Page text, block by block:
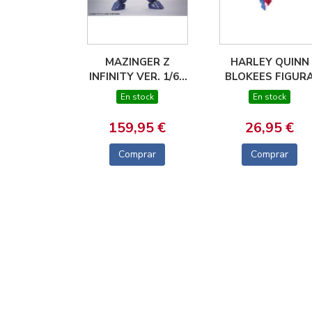
MAZINGER Z
INFINITY VER. 1/60
SCALE MODEL
BANDAI NAMCO
En stock
159,95 €
Comprar
HARLEY QUINN
BLOKEES
CHAMPION CLASS
DC 04
En stock
26,95 €
Comprar